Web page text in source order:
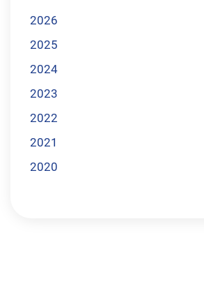
2026
2025
2024
2023
2022
2021
2020